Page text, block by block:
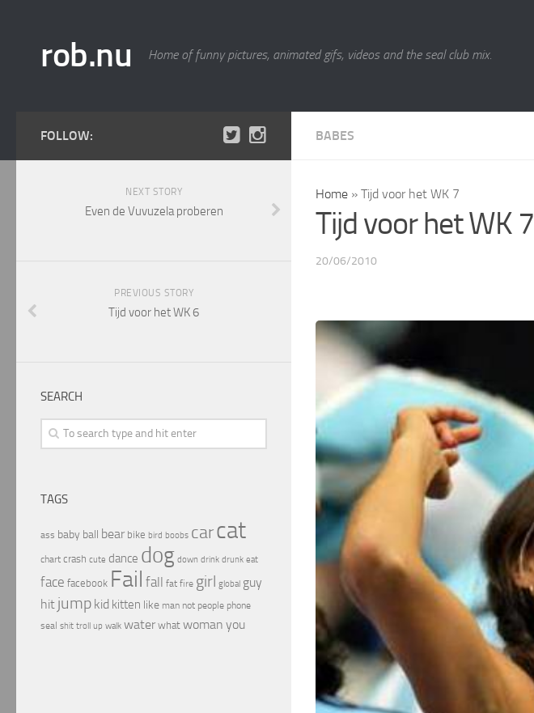
rob.nu Home of funny pictures, animated gifs, videos and the seal club mix.
BABES
Home » Tijd voor het WK 7
Tijd voor het WK 7
20/06/2010
FOLLOW:
NEXT STORY
Even de Vuvuzela proberen
PREVIOUS STORY
Tijd voor het WK 6
SEARCH
TAGS
ass baby ball bear bike bird boobs carcat
chart crash cute dance dog down drink drunk eat
face facebook Fail fall fat fire girl global guy
hit jump kid kitten like man not people phone
seal shit troll up walk water what woman you